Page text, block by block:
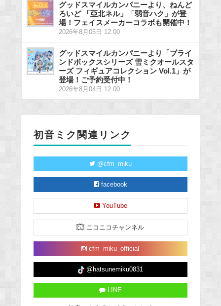
グッドスマイルカンパニーより、ねんど
ろいど 「亞北ネル」「弱音ハク」が登
場！フェイスメーカーコラボも開催中！
2026年8月05日 12:00
グッドスマイルカンパニーより「ブライ
ンドボックスシリーズ 雪ミクオールスタ
ーズ フィギュアコレクション Vol.1」が
登場！ご予約受付中！
2026年8月04日 12:00
初音ミク関連リンク
@cfm_miku
facebook
YouTube
ニコニコチャンネル
cfm_miku_official
@hatsunemiku0831
LINE